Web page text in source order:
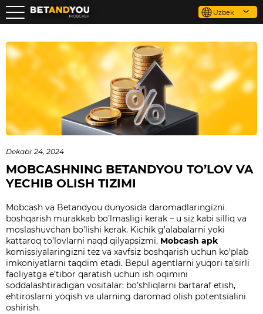
Uzbek
Dekabr 24, 2024
MOBCASHNING BETANDYOU TO’LOV VA
YECHIB OLISH TIZIMI
Mobcash va Betandyou dunyosida daromadlaringizni
boshqarish murakkab bo’lmasligi kerak – u siz kabi silliq va
moslashuvchan bo’lishi kerak. Kichik g’alabalarni yoki
kattaroq to’lovlarni naqd qilyapsizmi, Mobcash apk
komissiyalaringizni tez va xavfsiz boshqarish uchun ko’plab
imkoniyatlarni taqdim etadi. Bepul agentlarni yuqori ta’sirli
faoliyatga e’tibor qaratish uchun ish oqimini
soddalashtiradigan vositalar: bo’shliqlarni bartaraf etish,
ehtiroslarni yoqish va ularning daromad olish potentsialini
oshirish.